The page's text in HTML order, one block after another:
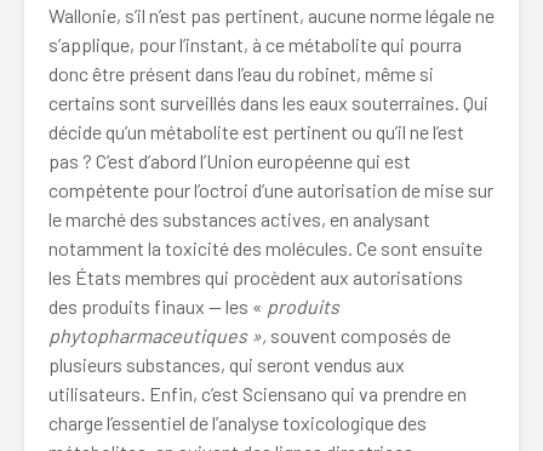
Wallonie, s’il n’est pas pertinent, aucune norme légale ne
s’applique, pour l’instant, à ce métabolite qui pourra
donc être présent dans l’eau du robinet, même si
certains sont surveillés dans les eaux souterraines. Qui
décide qu’un métabolite est pertinent ou qu’il ne l’est
pas ? C’est d’abord l’Union européenne qui est
compétente pour l’octroi d’une autorisation de mise sur
le marché des substances actives, en analysant
notamment la toxicité des molécules. Ce sont ensuite
les États membres qui procèdent aux autorisations
des produits finaux — les « produits
phytopharmaceutiques », souvent composés de
plusieurs substances, qui seront vendus aux
utilisateurs. Enfin, c’est Sciensano qui va prendre en
charge l’essentiel de l’analyse toxicologique des